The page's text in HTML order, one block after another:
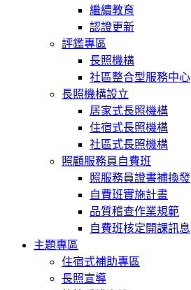
繼續教育
認證更新
評鑑專區
長照機構
社區整合型服務中心
長照機構設立
居家式長照機構
住宿式長照機構
社區式長照機構
照顧服務員自費班
照服務員證書補換發
自費班實施計畫
品質稽查作業規範
自費班核定開課訊息
主題專區
住宿式補助專區
長照宣導